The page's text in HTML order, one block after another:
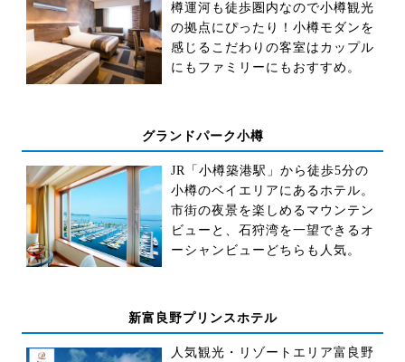
樽運河も徒歩圏内なので小樽観光
の拠点にぴったり！小樽モダンを
感じるこだわりの客室はカップル
にもファミリーにもおすすめ。
グランドパーク小樽
JR「小樽築港駅」から徒歩5分の
小樽のベイエリアにあるホテル。
市街の夜景を楽しめるマウンテン
ビューと、石狩湾を一望できるオ
ーシャンビューどちらも人気。
新富良野プリンスホテル
人気観光・リゾートエリア富良野